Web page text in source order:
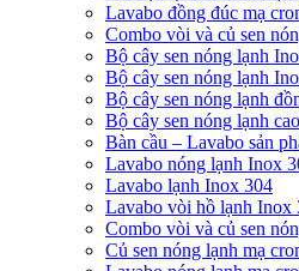
Lavabo đồng đúc mạ
Combo vòi và củ sen
Bộ cây sen nóng lạnh
Bộ cây sen nóng lạnh
Bộ cây sen nóng lạnh
Bộ cây sen nóng lạnh
Bàn cầu – Lavabo sản
Lavabo nóng lạnh Inox
Lavabo lạnh Inox 304
Lavabo vòi hồ lạnh Inox
Combo vòi và củ sen
Củ sen nóng lạnh mạ